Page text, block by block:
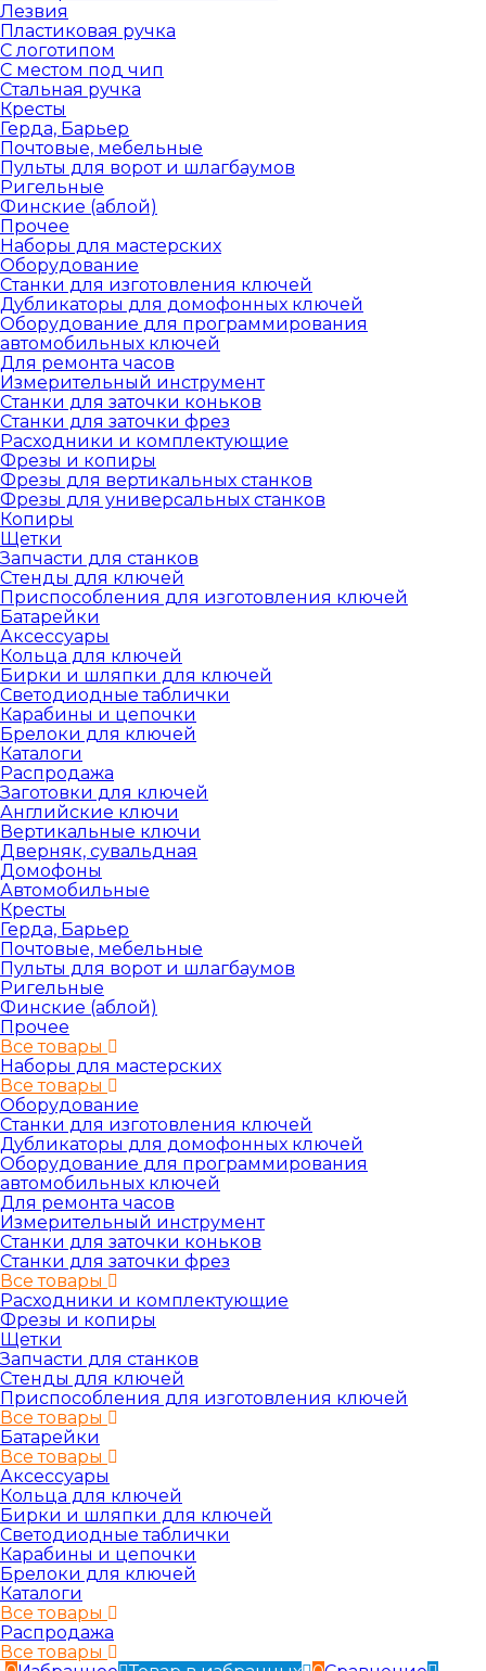
Лезвия
Пластиковая ручка
С логотипом
С местом под чип
Стальная ручка
Кресты
Герда, Барьер
Почтовые, мебельные
Пульты для ворот и шлагбаумов
Ригельные
Финские (аблой)
Прочее
Наборы для мастерских
Оборудование
Станки для изготовления ключей
Дубликаторы для домофонных ключей
Оборудование для программирования
автомобильных ключей
Для ремонта часов
Измерительный инструмент
Станки для заточки коньков
Станки для заточки фрез
Расходники и комплектующие
Фрезы и копиры
Фрезы для вертикальных станков
Фрезы для универсальных станков
Копиры
Щетки
Запчасти для станков
Стенды для ключей
Приспособления для изготовления ключей
Батарейки
Аксессуары
Кольца для ключей
Бирки и шляпки для ключей
Светодиодные таблички
Карабины и цепочки
Брелоки для ключей
Каталоги
Распродажа
Заготовки для ключей
Английские ключи
Вертикальные ключи
Дверняк, сувальдная
Домофоны
Автомобильные
Кресты
Герда, Барьер
Почтовые, мебельные
Пульты для ворот и шлагбаумов
Ригельные
Финские (аблой)
Прочее
Все товары
Наборы для мастерских
Все товары
Оборудование
Станки для изготовления ключей
Дубликаторы для домофонных ключей
Оборудование для программирования
автомобильных ключей
Для ремонта часов
Измерительный инструмент
Станки для заточки коньков
Станки для заточки фрез
Все товары
Расходники и комплектующие
Фрезы и копиры
Щетки
Запчасти для станков
Стенды для ключей
Приспособления для изготовления ключей
Все товары
Батарейки
Все товары
Аксессуары
Кольца для ключей
Бирки и шляпки для ключей
Светодиодные таблички
Карабины и цепочки
Брелоки для ключей
Каталоги
Все товары
Распродажа
Все товары